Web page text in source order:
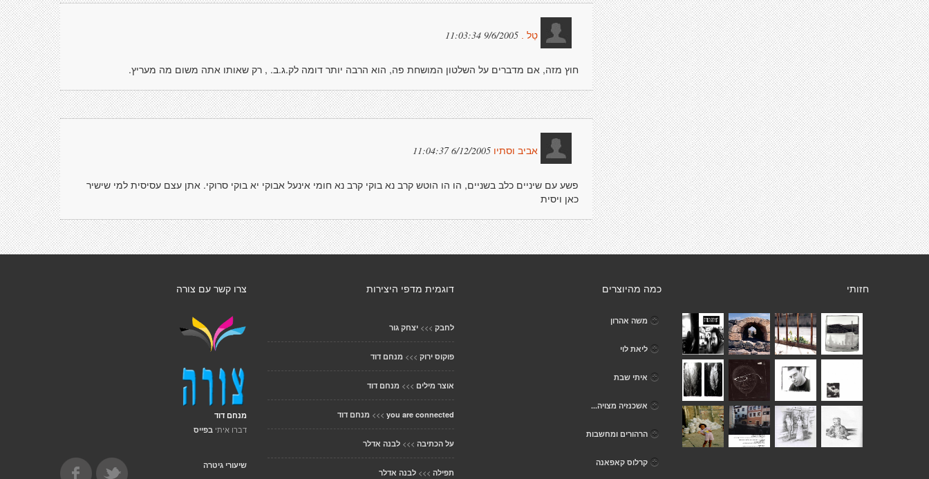
טַל . 9/6/2005 11:03:34
חוץ מזה, אם מדברים על השלטון המושחת פה, הוא הרבה יותר דומה לק.ג.ב. , רק שאותו אתה משום מה מעריץ.
אביב וסתיו 6/12/2005 11:04:37
פשע עם שיניים כלב בשניים, הו הו הוטש קרב נא בוקי קרב נא חומי אינעל אבוקי יא בוקי סרוקי. אתן עצם עסיסית למי שישיר
כאן ויסית
צרו קשר עם צורה
מנחם דוד
דברו איתי בפייס
שיעורי גיטרה
דוגמית מדפי היצירות
לחבק >>> יצחק גור
פוקוס ירוק >>> מנחם דוד
אוצר מילים >>> מנחם דוד
you are connected
>>> מנחם דוד
על הכתיבה >>> לבנה אדלר
תפילה >>> לבנה אדלר
כמה מהיוצרים
משה אהרון
ליאת לוי
איתי שבת
אשכנזיה מצויה...
הרהורים ומחשבות
קרלוס קאפאנה
חזותי